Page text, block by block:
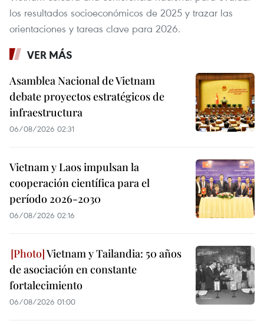
los resultados socioeconómicos de 2025 y trazar las
orientaciones y tareas clave para 2026.
VER MÁS
Asamblea Nacional de Vietnam
debate proyectos estratégicos de
infraestructura
06/08/2026 02:31
Vietnam y Laos impulsan la
cooperación científica para el
período 2026-2030
06/08/2026 02:16
Vietnam y Tailandia: 50 años
de asociación en constante
fortalecimiento
06/08/2026 01:00